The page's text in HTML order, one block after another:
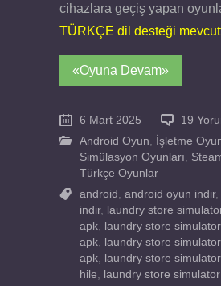
cihazlara geçiş yapan
TÜRKÇE dil desteği
«Oyuna Devam»
6 Mart 2025
19
Android Oyun
İşletme
Simülasyon Oyunları
Türkçe Oyunlar
android android oyun indir,
indir, laundry store
apk laundry store
apk laundry store
apk laundry store
hile
laundry store